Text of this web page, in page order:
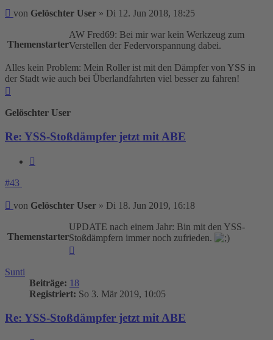
Beitrag
von Gelöschter User » Di 12. Jun 2018, 18:25
Themenstarter
AW Fred69: Bei mir war kein Werkzeug zum
Verstellen der Federvorspannung dabei.
Alles kein Problem: Mein Roller ist mit den Dämpfer von YSS in
der Stadt wie auch bei Überlandfahrten viel besser zu fahren!
Gelöschter User
Re: YSS-Stoßdämpfer jetzt mit ABE
#43
Beitrag
von Gelöschter User » Di 18. Jun 2019, 16:18
Themenstarter
UPDATE nach einem Jahr: Bin mit den YSS-
Stoßdämpfern immer noch zufrieden.
Sunti
Beiträge: 18
Registriert: So 3. Mär 2019, 10:05
Re: YSS-Stoßdämpfer jetzt mit ABE